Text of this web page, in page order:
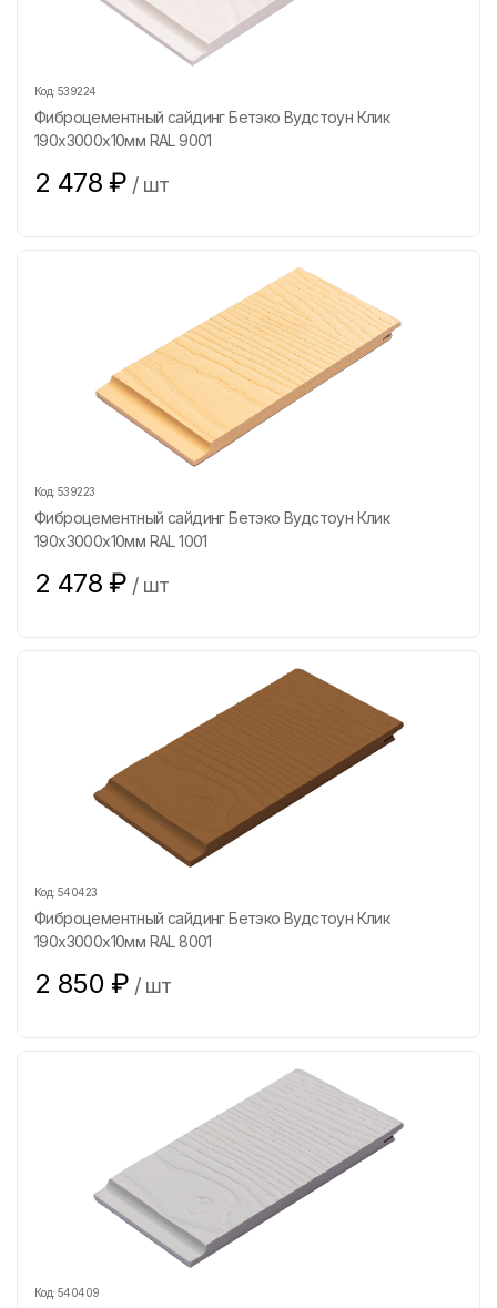
Код: 539224
Фиброцементный сайдинг Бетэко Вудстоун Клик
190х3000х10мм RAL 9001
2 478 ₽ / шт
Код: 539223
Фиброцементный сайдинг Бетэко Вудстоун Клик
190х3000х10мм RAL 1001
2 478 ₽ / шт
Код: 540423
Фиброцементный сайдинг Бетэко Вудстоун Клик
190х3000х10мм RAL 8001
2 850 ₽ / шт
Код: 540409